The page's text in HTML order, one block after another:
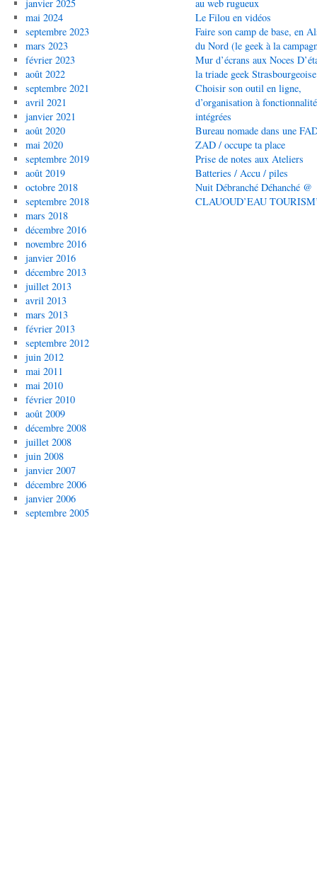
janvier 2025
mai 2024
septembre 2023
mars 2023
février 2023
août 2022
septembre 2021
avril 2021
janvier 2021
août 2020
mai 2020
septembre 2019
août 2019
octobre 2018
septembre 2018
mars 2018
décembre 2016
novembre 2016
janvier 2016
décembre 2013
juillet 2013
avril 2013
mars 2013
février 2013
septembre 2012
juin 2012
mai 2011
mai 2010
février 2010
août 2009
décembre 2008
juillet 2008
juin 2008
janvier 2007
décembre 2006
janvier 2006
septembre 2005
au web rugueux
Le Filou en vidéos
Faire son camp de base, en
du Nord (le geek à la
Mur d’écrans aux Noces
la triade geek Strasbourgeoise
Choisir son outil en ligne,
d’organisation à
intégrées
Bureau nomade dans une
ZAD / occupe ta place
Prise de notes aux Ateliers
Batteries / Accu / piles
Nuit Débranché Déhanché @
CLAUOUD’EAU